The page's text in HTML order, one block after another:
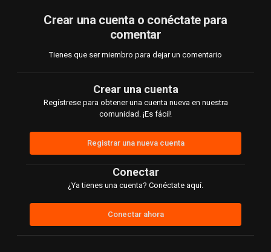
Crear una cuenta o conéctate para
comentar
Tienes que ser miembro para dejar un comentario
Crear una cuenta
Regístrese para obtener una cuenta nueva en nuestra
comunidad. ¡Es fácil!
Registrar una nueva cuenta
Conectar
¿Ya tienes una cuenta? Conéctate aquí.
Conectar ahora